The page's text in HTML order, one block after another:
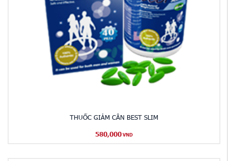
THUỐC GIẢM CÂN BEST SLIM
580,000 VND